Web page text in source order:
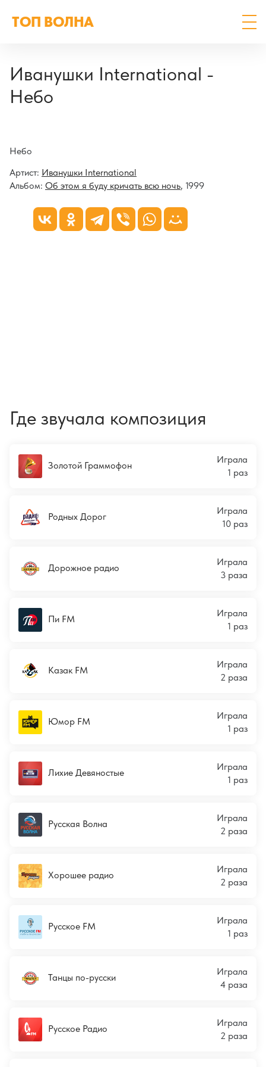
ТОП ВОЛНА
Иванушки International -
Небо
Небо
Артист: Иванушки International
Альбом: Об этом я буду кричать всю ночь, 1999
Где звучала композиция
Золотой Граммофон
Играла
1 раз
Родных Дорог
Играла
10 раз
Дорожное радио
Играла
3 раза
Пи FM
Играла
1 раз
Казак FM
Играла
2 раза
Юмор FM
Играла
1 раз
Лихие Девяностые
Играла
1 раз
Русская Волна
Играла
2 раза
Хорошее радио
Играла
2 раза
Русское FM
Играла
1 раз
Танцы по-русски
Играла
4 раза
Русское Радио
Играла
2 раза